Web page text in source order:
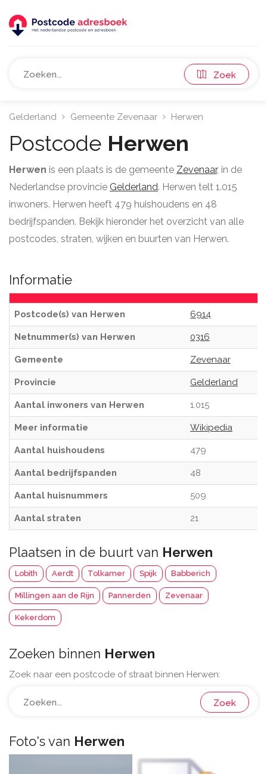
Zoek
Gelderland Gemeente Zevenaar Herwen
Postcode Herwen
Herwen is een plaats is de gemeente Zevenaar, in de
Nederlandse provincie Gelderland. Herwen telt 1.015
inwoners. Herwen heeft 479 huishoudens en 48
bedrijfspanden. Bekijk hieronder het overzicht van alle
postcodes, straten, wijken en buurten van Herwen.
Informatie
Postcode(s) van Herwen 6914
Netnummer(s) van Herwen 0316
Gemeente Zevenaar
Provincie Gelderland
Aantal inwoners van Herwen 1.015
Meer informatie Wikipedia
Aantal huishoudens 479
Aantal bedrijfspanden 48
Aantal huisnummers 509
Aantal straten 21
Plaatsen in de buurt van Herwen
Lobith Aerdt Tolkamer Spijk Babberich
Millingen aan de Rijn Pannerden Zevenaar
Kekerdom
Zoeken binnen Herwen
Zoek naar een postcode of straat binnen Herwen:
Zoek
Foto's van Herwen